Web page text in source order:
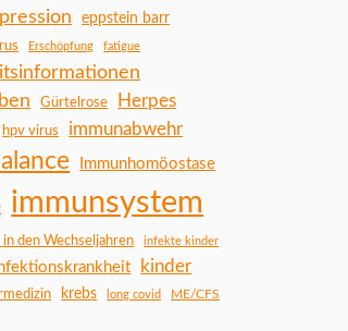
eppstein barr
Erschöpfung fatigue
Gürtelrose Herpes
hpv virus immunabwehr
Immunhomöostase
immunsystem
den Wechseljahren infekte kinder
kinder
krebs long covid ME/CFS